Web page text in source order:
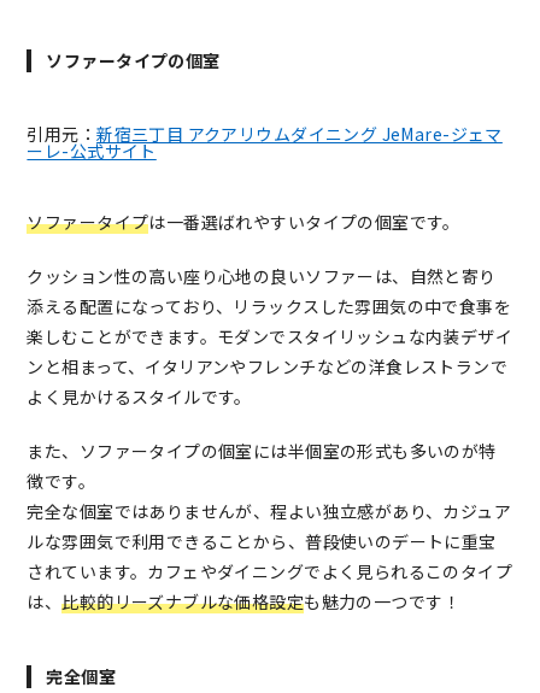
ソファータイプの個室
引用元：新宿三丁目 アクアリウムダイニング JeMare-ジェマ
ーレ-公式サイト
ソファータイプは一番選ばれやすいタイプの個室です。
クッション性の高い座り心地の良いソファーは、自然と寄り
添える配置になっており、リラックスした雰囲気の中で食事を
楽しむことができます。モダンでスタイリッシュな内装デザイ
ンと相まって、イタリアンやフレンチなどの洋食レストランで
よく見かけるスタイルです。
また、ソファータイプの個室には半個室の形式も多いのが特
徴です。
完全な個室ではありませんが、程よい独立感があり、カジュア
ルな雰囲気で利用できることから、普段使いのデートに重宝
されています。カフェやダイニングでよく見られるこのタイプ
は、比較的リーズナブルな価格設定も魅力の一つです！
完全個室